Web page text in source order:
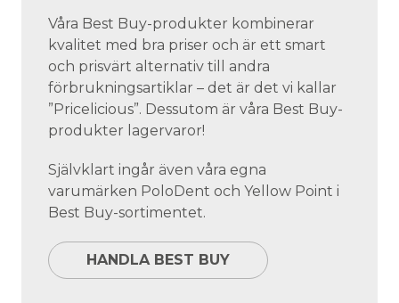
Våra Best Buy-produkter kombinerar
kvalitet med bra priser och är ett smart
och prisvärt alternativ till andra
förbrukningsartiklar – det är det vi kallar
”Pricelicious”. Dessutom är våra Best Buy-
produkter lagervaror!
Självklart ingår även våra egna
varumärken PoloDent och Yellow Point i
Best Buy-sortimentet.
HANDLA BEST BUY